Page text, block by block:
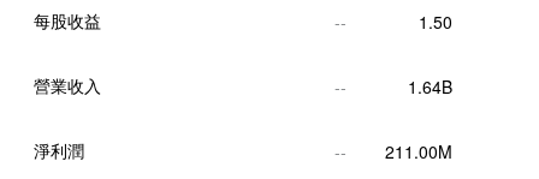
每股收益 -- 1.50
營業收入 -- 1.64B
淨利潤 -- 211.00M